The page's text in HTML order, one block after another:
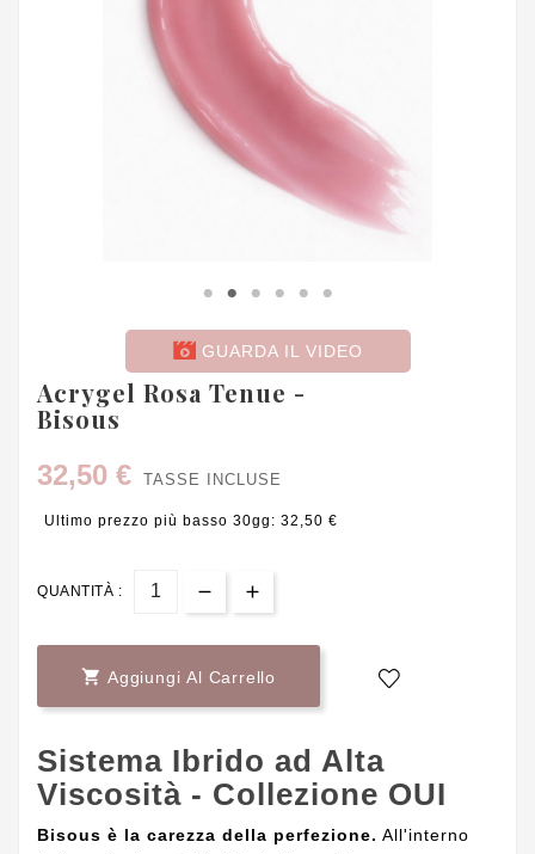
GUARDA IL VIDEO
Acrygel Rosa Tenue -
Bisous
32,50 €
TASSE INCLUSE
Ultimo prezzo più basso 30gg: 32,50 €
QUANTITÀ :
 Aggiungi Al Carrello
Sistema Ibrido ad Alta
Viscosità - Collezione OUI
Bisous è la carezza della perfezione. All'interno